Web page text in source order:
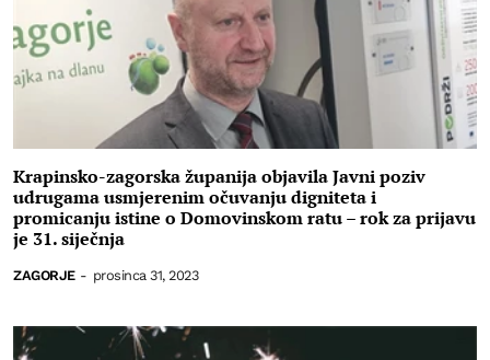
Krapinsko-zagorska županija objavila Javni poziv
udrugama usmjerenim očuvanju digniteta i
promicanju istine o Domovinskom ratu – rok za prijavu
je 31. siječnja
ZAGORJE - prosinca 31, 2023